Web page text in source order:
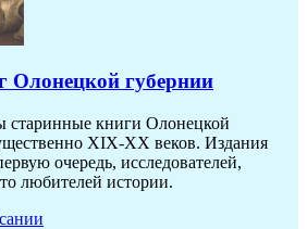
Олонецкой губернии
старинные книги Олонецкой
XIX-ХХ веков. Издания
очередь, исследователей,
любителей истории.